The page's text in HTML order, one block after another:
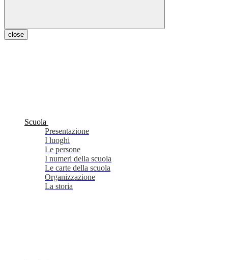
close
Scuola
Presentazione
I luoghi
Le persone
I numeri della scuola
Le carte della scuola
Organizzazione
La storia